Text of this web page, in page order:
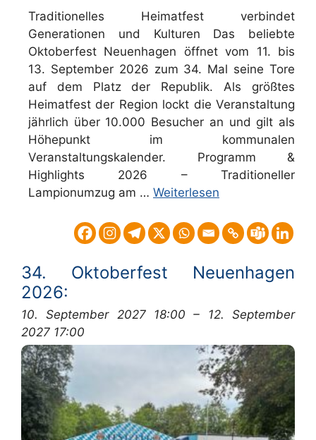
Traditionelles Heimatfest verbindet
Generationen und Kulturen Das beliebte
Oktoberfest Neuenhagen öffnet vom 11. bis
13. September 2026 zum 34. Mal seine Tore
auf dem Platz der Republik. Als größtes
Heimatfest der Region lockt die Veranstaltung
jährlich über 10.000 Besucher an und gilt als
Höhepunkt im kommunalen
Veranstaltungskalender. Programm &
Highlights 2026 – Traditioneller
Lampionumzug am … Weiterlesen
34. Oktoberfest Neuenhagen
2026:
10. September 2027 18:00 – 12. September
2027 17:00